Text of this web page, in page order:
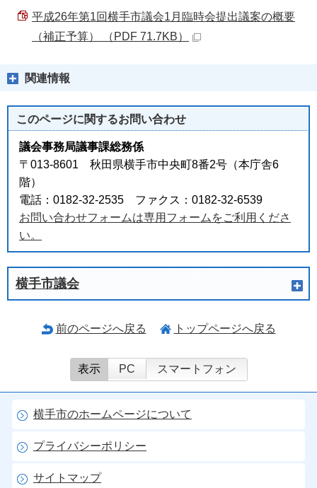
平成26年第1回横手市議会1月臨時会提出議案の概要
（補正予算） （PDF 71.7KB）
関連情報
このページに関するお問い合わせ
議会事務局議事課総務係
〒013-8601 秋田県横手市中央町8番2号（本庁舎6
階）
電話：0182-32-2535 ファクス：0182-32-6539
お問い合わせフォームは専用フォームをご利用くださ
い。
横手市議会
前のページへ戻る トップページへ戻る
表示 PC スマートフォン
横手市のホームページについて
プライバシーポリシー
サイトマップ